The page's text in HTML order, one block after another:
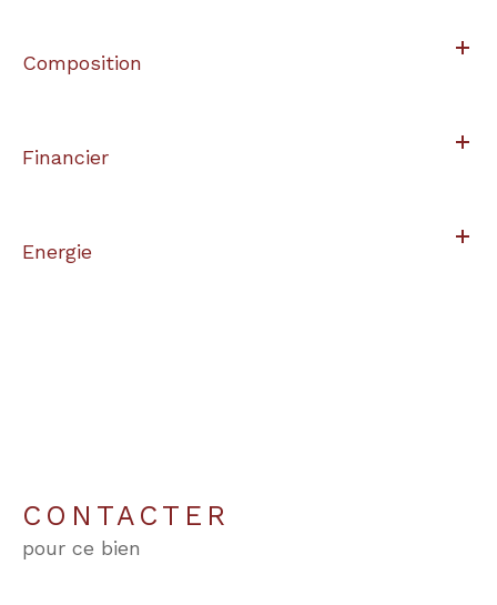
Composition
Financier
Energie
CONTACTER
pour ce bien